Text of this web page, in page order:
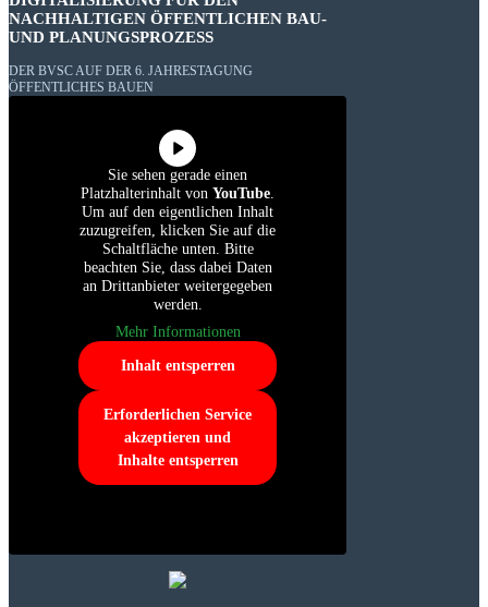
NACHHALTIGEN ÖFFENTLICHEN BAU-
UND PLANUNGSPROZESS
DER BVSC AUF DER 6. JAHRESTAGUNG
ÖFFENTLICHES BAUEN
Sie sehen gerade einen
Platzhalterinhalt von YouTube.
Um auf den eigentlichen Inhalt
zuzugreifen, klicken Sie auf die
Schaltfläche unten. Bitte
beachten Sie, dass dabei Daten
an Drittanbieter weitergegeben
werden.
Mehr Informationen
Inhalt entsperren
Erforderlichen Service
akzeptieren und
Inhalte entsperren